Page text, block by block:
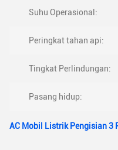
Suhu Operasional:
Peringkat tahan api:
Tingkat Perlindungan:
Pasang hidup:
AC Mobil Listrik Pengisian 3